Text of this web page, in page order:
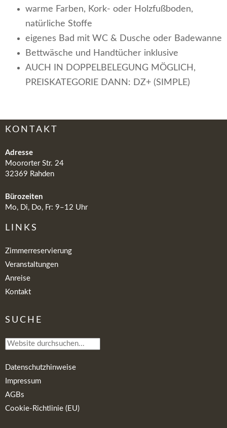
warme Farben, Kork- oder Holzfußboden,
natürliche Stoffe
eigenes Bad mit WC & Dusche oder Badewanne
Bettwäsche und Handtücher inklusive
AUCH IN DOPPELBELEGUNG MÖGLICH,
PREISKATEGORIE DANN: DZ+ (SIMPLE)
KONTAKT
Adresse
Moororter Str. 24
32369 Rahden
Bürozeiten
Mo, Di, Do, Fr: 9–12 Uhr
LINKS
Zimmerreservierung
Veranstaltungen
Anreise
Kontakt
SUCHE
Datenschutzhinweise
Impressum
AGBs
Cookie-Richtlinie (EU)